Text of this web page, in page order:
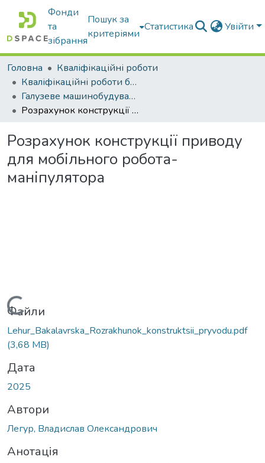
Фонди
та
зібрання
Пошук за
критеріями
Статистика Увійти
Головна
Кваліфікаційні роботи
Кваліфікаційні роботи бакалаврів
Галузеве машинобудування
Розрахунок конструкції приводу для мобільного робота-маніпулятора
Розрахунок конструкції приводу
для мобільного робота-
маніпулятора
Вантажиться...
Файли
Lehur_Bakalavrska_Rozrakhunok_konstruktsii_pryvodu.pdf
(3,68 MB)
Дата
2025
Автори
Легур, Владислав Олександрович
Анотація